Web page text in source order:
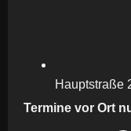
Hauptstraße
Termine vor Ort